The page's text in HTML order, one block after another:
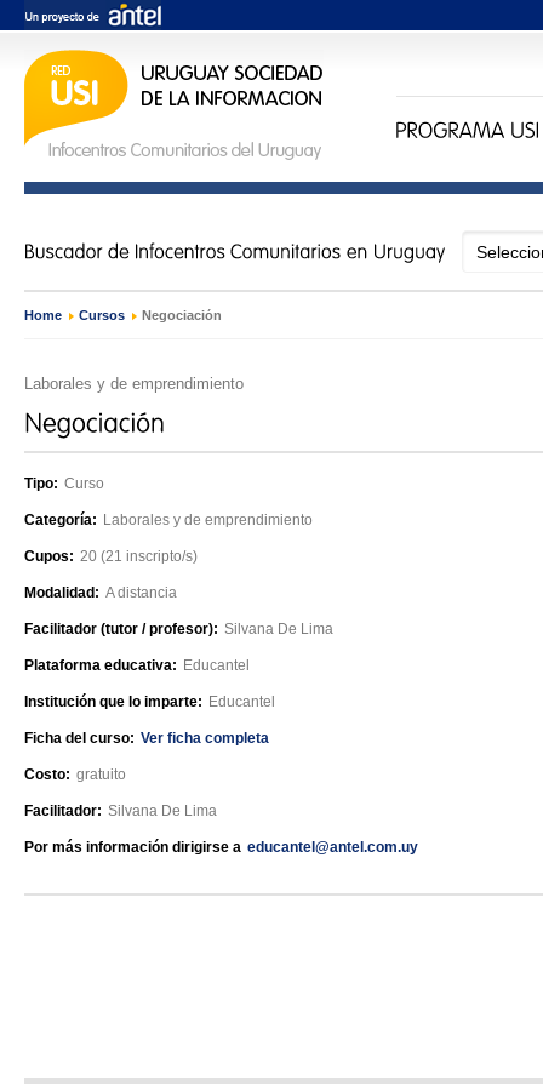
Home › Cursos › Negociación
Laborales y de emprendimiento
Tipo: Curso
Categoría: Laborales y de emprendimiento
Cupos: 20 (21 inscripto/s)
Modalidad: A distancia
Facilitador (tutor / profesor): Silvana De Lima
Plataforma educativa: Educantel
Institución que lo imparte: Educantel
Ficha del curso: Ver ficha completa
Costo: gratuito
Facilitador: Silvana De Lima
Por más información dirigirse a educantel@antel.com.uy